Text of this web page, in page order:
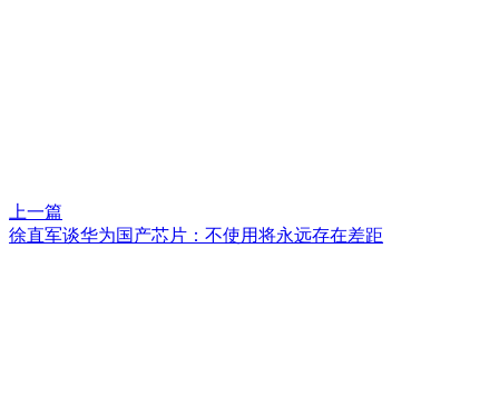
上一篇
徐直军谈华为国产芯片：不使用将永远存在差距